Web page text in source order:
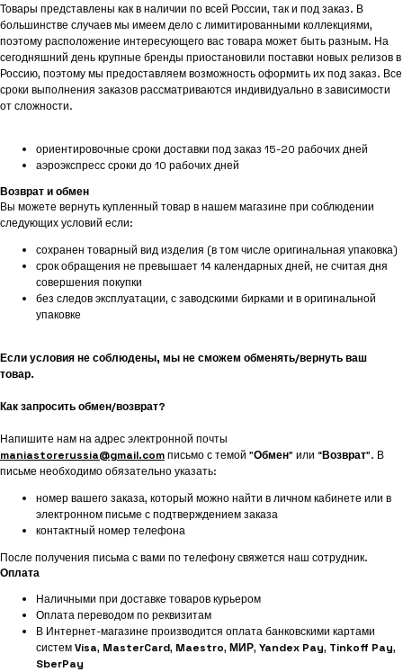
Товары представлены как в наличии по всей России, так и под заказ. В
большинстве случаев мы имеем дело с лимитированными коллекциями,
поэтому расположение интересующего вас товара может быть разным. На
сегодняшний день крупные бренды приостановили поставки новых релизов в
Россию, поэтому мы предоставляем возможность оформить их под заказ. Все
сроки выполнения заказов рассматриваются индивидуально в зависимости
от сложности.
ориентировочные сроки доставки под заказ 15-20 рабочих дней
аэроэкспресс сроки до 10 рабочих дней
Возврат и обмен
Вы можете вернуть купленный товар в нашем магазине при соблюдении
следующих условий если:
сохранен товарный вид изделия (в том числе оригинальная упаковка)
срок обращения не превышает 14 календарных дней, не считая дня
совершения покупки
без следов эксплуатации, с заводскими бирками и в оригинальной
упаковке
Если условия не соблюдены, мы не сможем обменять/вернуть ваш
товар.
Как запросить обмен/возврат?
Напишите нам на адрес электронной почты
maniastorerussia@gmail.comписьмо с темой "Обмен" или “Возврат”. В
письме необходимо обязательно указать:
номер вашего заказа, который можно найти в личном кабинете или в
электронном письме с подтверждением заказа
контактный номер телефона
После получения письма с вами по телефону свяжется наш сотрудник.
Оплата
Наличными при доставке товаров курьером
Оплата переводом по реквизитам
В Интернет-магазине производится оплата банковскими картами
системVisa, MasterCard, Maestro, МИР, Yandex Pay, Tinkoff Pay,
SberPay